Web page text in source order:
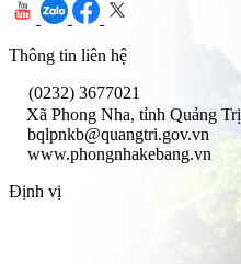
Thông tin liên hệ
(0232) 3677021
Xã Phong Nha, tỉnh Quảng Trị
bqlpnkb@quangtri.gov.vn
www.phongnhakebang.vn
Định vị